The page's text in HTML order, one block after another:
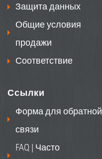
Защита данных
Общие условия
продажи
Соответствие
Ссылки
Форма для обратной
связи
FAQ | Часто